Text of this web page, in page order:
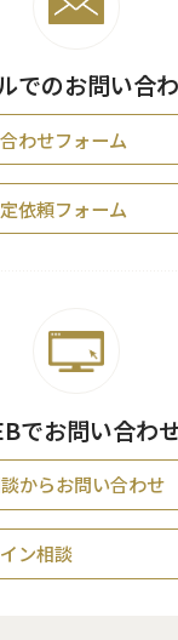
でのお問い合
わせフォーム
依頼フォーム
でお問い合わ
からお問い合わせ
ン相談